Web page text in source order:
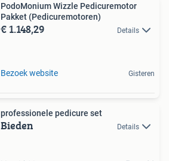
PodoMonium Wizzle Pedicuremotor
Pakket (Pedicuremotoren)
€ 1.148,29 Details
Bezoek website Gisteren
professionele pedicure set
Bieden Details